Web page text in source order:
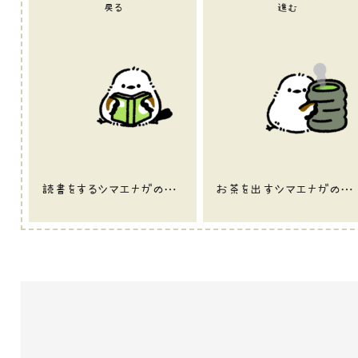
戻る
読書をするシマエナガのイラスト
進む
お茶を出すシマエナガのイラスト